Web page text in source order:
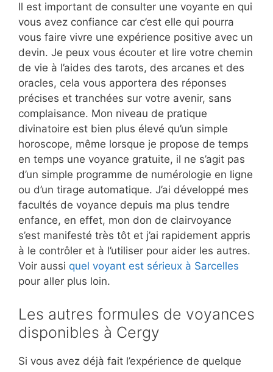
Il est important de consulter une voyante en qui
vous avez confiance car c’est elle qui pourra
vous faire vivre une expérience positive avec un
devin. Je peux vous écouter et lire votre chemin
de vie à l’aides des tarots, des arcanes et des
oracles, cela vous apportera des réponses
précises et tranchées sur votre avenir, sans
complaisance. Mon niveau de pratique
divinatoire est bien plus élevé qu’un simple
horoscope, même lorsque je propose de temps
en temps une voyance gratuite, il ne s’agit pas
d’un simple programme de numérologie en ligne
ou d’un tirage automatique. J’ai développé mes
facultés de voyance depuis ma plus tendre
enfance, en effet, mon don de clairvoyance
s’est manifesté très tôt et j’ai rapidement appris
à le contrôler et à l’utiliser pour aider les autres.
Voir aussi quel voyant est sérieux à Sarcelles
pour aller plus loin.
Les autres formules de voyances
disponibles à Cergy
Si vous avez déjà fait l’expérience de quelque